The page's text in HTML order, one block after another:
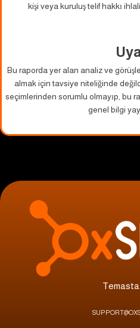
kişi veya kuruluş telif hakkı
Bu raporda yer alan analiz ve
almak için tavsiye niteliğinde
seçimlerinden sorumlu olmayıp, bu
genel bilgi